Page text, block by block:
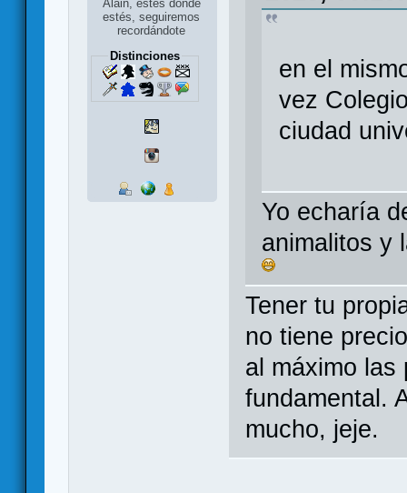
Alain, estés donde
estés, seguiremos
recordándote
Distinciones
en el
vez
ciudad
Yo echaría
animalitos y
Tener tu
no tiene
al máximo las
fundamental.
mucho, jeje.